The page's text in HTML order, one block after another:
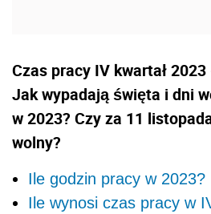
Czas pracy IV kwartał
Jak wypadają święta i dni
w 2023? Czy za 11
wolny?
Ile godzin pracy w 2023?
Ile wynosi czas pracy w